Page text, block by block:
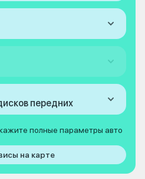
передних
полные параметры авто
на карте